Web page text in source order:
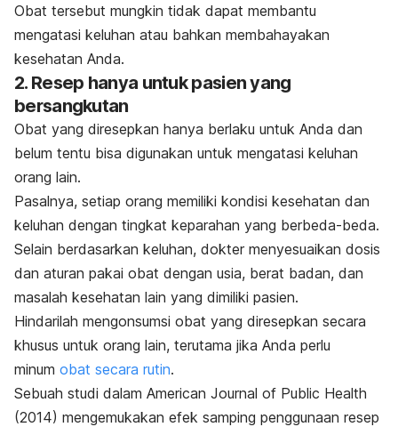
Obat tersebut mungkin tidak dapat membantu
mengatasi keluhan atau bahkan membahayakan
kesehatan Anda.
2. Resep hanya untuk pasien yang
bersangkutan
Obat yang diresepkan hanya berlaku untuk Anda dan
belum tentu bisa digunakan untuk mengatasi keluhan
orang lain.
Pasalnya, setiap orang memiliki kondisi kesehatan dan
keluhan dengan tingkat keparahan yang berbeda-beda.
Selain berdasarkan keluhan, dokter menyesuaikan dosis
dan aturan pakai obat dengan usia, berat badan, dan
masalah kesehatan lain yang dimiliki pasien.
Hindarilah mengonsumsi obat yang diresepkan secara
khusus untuk orang lain, terutama jika Anda perlu
minum obat secara rutin.
Sebuah studi dalam American Journal of Public Health
(2014) mengemukakan efek samping penggunaan resep